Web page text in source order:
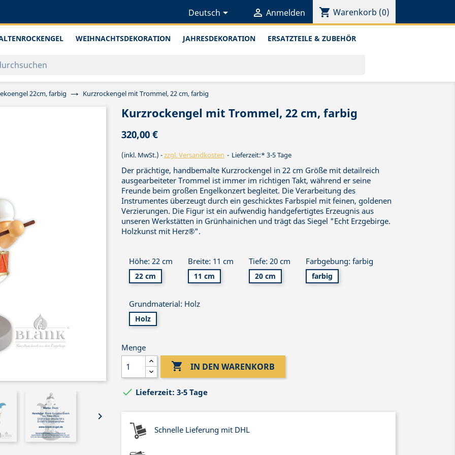
Deutsch  Anmelden shopping_cart Warenkorb (0)
WEIHNACHTSDEKORATION JAHRESDEKORATION ERSATZTEILE & ZUBEHÖR
22cm, farbig Kurzrockengel mit Trommel, 22 cm, farbig

Kurzrockengel mit Trommel, 22 cm, farbig
320,00 €
(inkl. MwSt.) zzgl. Versandkosten Lieferzeit:* 3-5 Tage
Der prächtige, handbemalte Kurzrockengel in 22 cm Größe mit detailreich
ausgearbeiteter Trommel ist immer im richtigen Takt, während er seine
Freunde beim großen Engelkonzert begleitet. Die Verarbeitung des
Instrumentes überzeugt durch ein geschicktes Farbspiel mit feinen, goldenen
Verzierungen. Die Figur ist ein aufwendig handgefertigtes Erzeugnis aus
unseren Werkstätten in Grünhainichen und trägt das Siegel "Echt Erzgebirge.
Holzkunst mit Herz®".
Höhe: 22 cm
22 cm
Breite: 11 cm
11 cm
Tiefe: 20 cm
20 cm
Farbgebung: farbig
farbig
Grundmaterial: Holz
Holz
Menge
 IN DEN WARENKORB
 Lieferzeit: 3-5 Tage
Schnelle Lieferung mit DHL